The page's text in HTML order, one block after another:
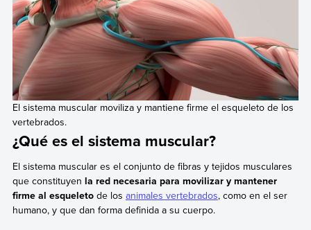
El sistema muscular moviliza y mantiene firme el esqueleto de los
vertebrados.
¿Qué es el sistema muscular?
El sistema muscular es el conjunto de fibras y tejidos musculares
que constituyen la red necesaria para movilizar y mantener
firme al esqueletode los animales vertebrados, como en el ser
humano, y que dan forma definida a su cuerpo.